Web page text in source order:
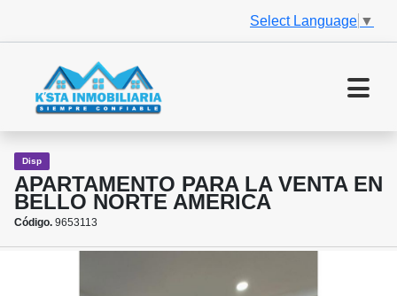
Select Language ▼
Disp
APARTAMENTO PARA LA VENTA EN
BELLO NORTE AMERICA
Código. 9653113